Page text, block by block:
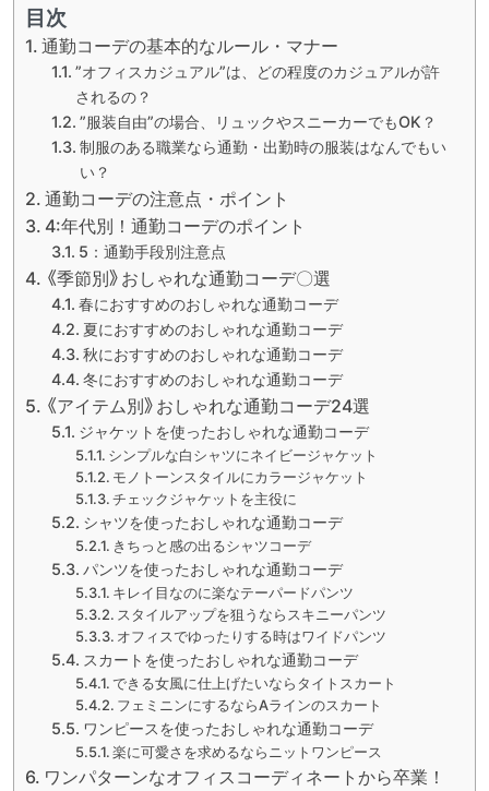
目次
通勤コーデの基本的なルール・マナー
”オフィスカジュアル”は、どの程度のカジュアルが許
されるの？
”服装自由”の場合、リュックやスニーカーでもOK？
制服のある職業なら通勤・出勤時の服装はなんでもい
い？
通勤コーデの注意点・ポイント
4:年代別！通勤コーデのポイント
5：通勤手段別注意点
《季節別》おしゃれな通勤コーデ〇選
春におすすめのおしゃれな通勤コーデ
夏におすすめのおしゃれな通勤コーデ
秋におすすめのおしゃれな通勤コーデ
冬におすすめのおしゃれな通勤コーデ
《アイテム別》おしゃれな通勤コーデ24選
ジャケットを使ったおしゃれな通勤コーデ
シンプルな白シャツにネイビージャケット
モノトーンスタイルにカラージャケット
チェックジャケットを主役に
シャツを使ったおしゃれな通勤コーデ
きちっと感の出るシャツコーデ
パンツを使ったおしゃれな通勤コーデ
キレイ目なのに楽なテーパードパンツ
スタイルアップを狙うならスキニーパンツ
オフィスでゆったりする時はワイドパンツ
スカートを使ったおしゃれな通勤コーデ
できる女風に仕上げたいならタイトスカート
フェミニンにするならAラインのスカート
ワンピースを使ったおしゃれな通勤コーデ
楽に可愛さを求めるならニットワンピース
ワンパターンなオフィスコーディネートから卒業！